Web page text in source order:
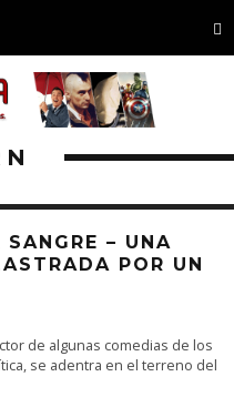
– UNA
POR UN
de algunas comedias de los
se adentra en el terreno del